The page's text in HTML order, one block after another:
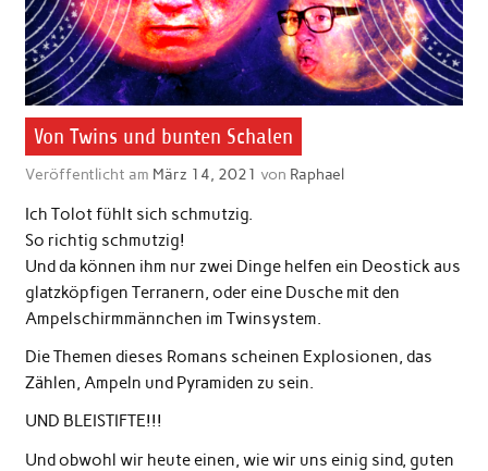
Von Twins und bunten Schalen
Veröffentlicht am März 14, 2021 von Raphael
Ich Tolot fühlt sich schmutzig.
So richtig schmutzig!
Und da können ihm nur zwei Dinge helfen ein Deostick aus
glatzköpfigen Terranern, oder eine Dusche mit den
Ampelschirmmännchen im Twinsystem.
Die Themen dieses Romans scheinen Explosionen, das
Zählen, Ampeln und Pyramiden zu sein.
UND BLEISTIFTE!!!
Und obwohl wir heute einen, wie wir uns einig sind, guten